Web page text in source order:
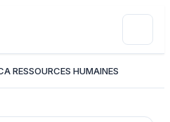
RESSOURCES HUMAINES